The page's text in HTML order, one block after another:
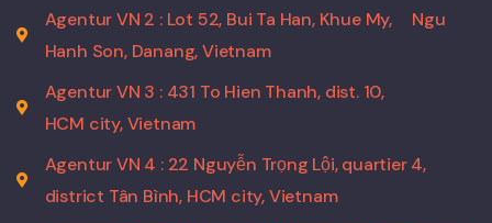
Agentur VN 2 : Lot 52, Bui Ta Han, Khue My,
Ngu
Hanh Son, Danang, Vietnam
Agentur VN 3 : 431 To Hien Thanh, dist. 10,
HCM city, Vietnam
Agentur VN 4 : 22 Nguyễn Trọng Lội, quartier 4,
district Tân Bình, HCM city, Vietnam